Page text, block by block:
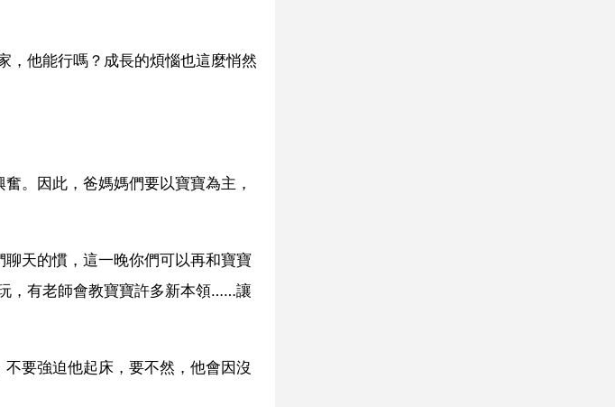
，他能行嗎？成長的煩惱也這麼悄然
。因此，爸媽媽們要以寶寶為主，
天的慣，這一晚你們可以再和寶寶
，有老師會教寶寶許多新本領……讓
要強迫他起床，要不然，他會因沒